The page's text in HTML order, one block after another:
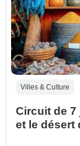
Villes & Culture
Circuit de
et le désert